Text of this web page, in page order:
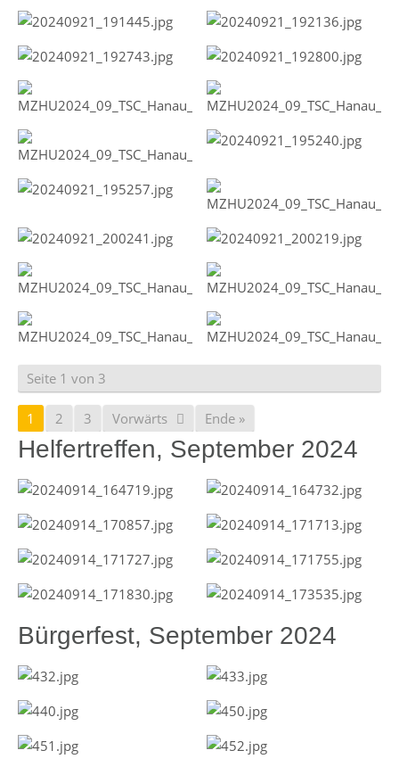
Seite 1 von 3
1 2 3 Vorwärts Ende »
Helfertreffen, September 2024
Bürgerfest, September 2024